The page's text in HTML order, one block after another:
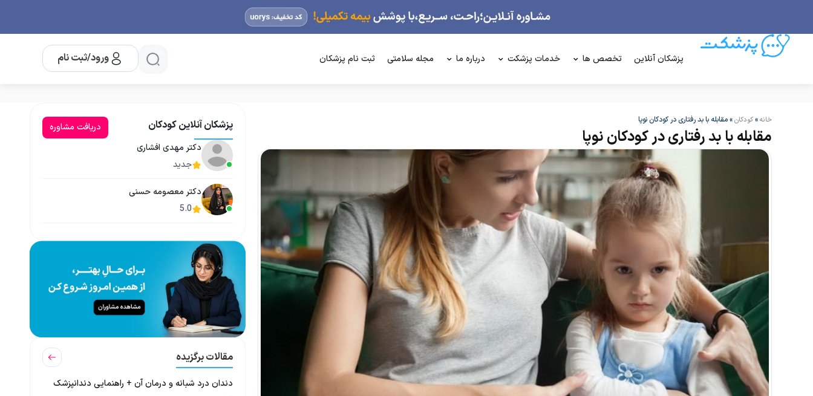
پزشکان آنلاین تخصص ها خدمات پزشکت درباره ما مجله سلامتی ثبت نام پزشکان ورود/ثبت نام
خانه»کودکان»مقابله با بد رفتاری در کودکان نوپا
مقابله با بد رفتاری در کودکان نوپا
پزشکان آنلاین کودکان
دریافت مشاوره
دکتر مهدی افشاری
جدید
دکتر معصومه حسنی
5.0
مقالات برگزیده
دندان درد شبانه و درمان آن + راهنمایی دندانپزشک